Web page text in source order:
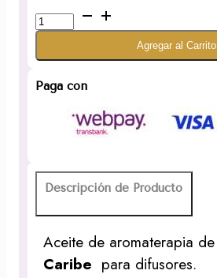
Esencia
Aceite
Caribe
Aromaterapia
cantidad
Agregar al Carrito
Paga con
Descripción de Producto
Aceite de aromaterapia de
Caribe para difusores.